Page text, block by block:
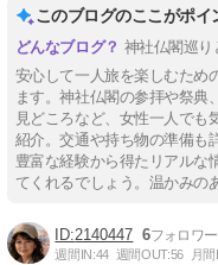
このブログのここがポイ
神社仏閣巡り
安心して一人旅を楽しむため
ます。神社仏閣の参拝や祭典
見どころなど、女性一人でも
紹介。交通や持ち物の準備も
豊富な経験から得たリアルな
てくれるでしょう。温かみの
2140447 6
週間IN:44 週間OUT:56 月間